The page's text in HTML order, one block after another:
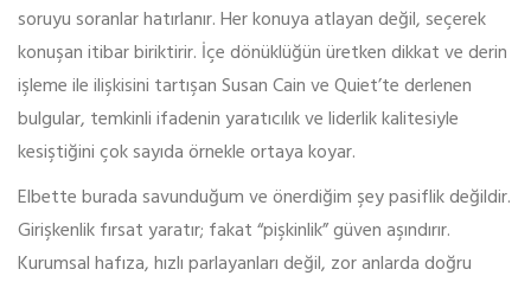
soruyu soranlar hatırlanır. Her konuya atlayan değil, seçerek
konuşan itibar biriktirir. İçe dönüklüğün üretken dikkat ve derin
işleme ile ilişkisini tartışan Susan Cain ve Quiet’te derlenen
bulgular, temkinli ifadenin yaratıcılık ve liderlik kalitesiyle
kesiştiğini çok sayıda örnekle ortaya koyar.
Elbette burada savunduğum ve önerdiğim şey pasiflik değildir.
Girişkenlik fırsat yaratır; fakat “pişkinlik” güven aşındırır.
Kurumsal hafıza, hızlı parlayanları değil, zor anlarda doğru